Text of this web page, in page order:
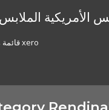
الأمريكية
قائمة مخطط الحسابات في xero